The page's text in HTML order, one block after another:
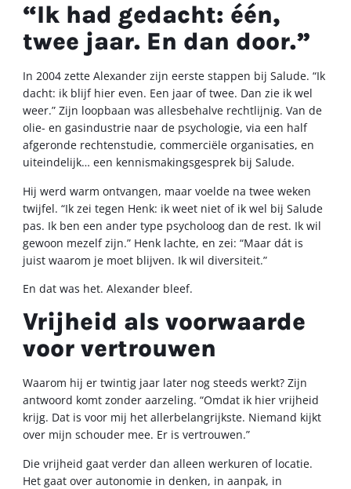
“Ik had gedacht: één,
twee jaar. En dan door.”
In 2004 zette Alexander zijn eerste stappen bij Salude. “Ik
dacht: ik blijf hier even. Een jaar of twee. Dan zie ik wel
weer.” Zijn loopbaan was allesbehalve rechtlijnig. Van de
olie- en gasindustrie naar de psychologie, via een half
afgeronde rechtenstudie, commerciële organisaties, en
uiteindelijk… een kennismakingsgesprek bij Salude.
Hij werd warm ontvangen, maar voelde na twee weken
twijfel. “Ik zei tegen Henk: ik weet niet of ik wel bij Salude
pas. Ik ben een ander type psycholoog dan de rest. Ik wil
gewoon mezelf zijn.” Henk lachte, en zei: “Maar dát is
juist waarom je moet blijven. Ik wil diversiteit.”
En dat was het. Alexander bleef.
Vrijheid als voorwaarde
voor vertrouwen
Waarom hij er twintig jaar later nog steeds werkt? Zijn
antwoord komt zonder aarzeling. “Omdat ik hier vrijheid
krijg. Dat is voor mij het allerbelangrijkste. Niemand kijkt
over mijn schouder mee. Er is vertrouwen.”
Die vrijheid gaat verder dan alleen werkuren of locatie.
Het gaat over autonomie in denken, in aanpak, in